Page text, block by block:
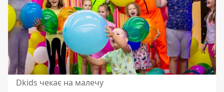
Dkids чекає на малечу